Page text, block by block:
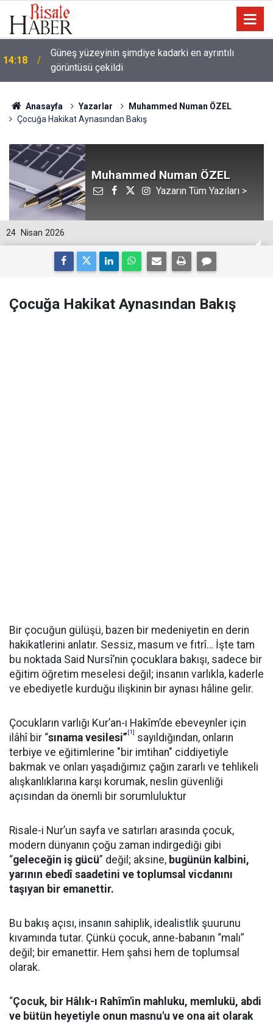
14:18
Güneş yüzeyinin şimdiye kadarki en ayrıntılı
görüntüsü çekildi
Anasayfa Yazarlar
Muhammed Numan ÖZEL
Çocuğa Hakikat Aynasından Bakış
Muhammed Numan ÖZEL
Yazarın Tüm Yazıları >
24 Nisan 2026
Çocuğa Hakikat Aynasından Bakış
Bir çocuğun gülüşü, bazen bir medeniyetin en derin
hakikatlerini anlatır. Sessiz, masum ve fıtrî… İşte tam
bu noktada Said Nursî’nin çocuklara bakışı, sadece bir
eğitim öğretim meselesi değil; insanın varlıkla, kaderle
ve ebediyetle kurduğu ilişkinin bir aynası hâline gelir.
Çocukların varlığı Kur’an-ı Hakîm’de ebeveynler için
ilâhî bir “sınama vesilesi” [1]
sayıldığından, onların
terbiye ve eğitimlerine "bir imtihan" ciddiyetiyle
bakmak ve onları yaşadığımız çağın zararlı ve tehlikeli
alışkanlıklarına karşı korumak, neslin güvenliği
açısından da önemli bir sorumluluktur
Risale-i Nur’un sayfa ve satırları arasında çocuk,
modern dünyanın çoğu zaman indirgediği gibi
“geleceğin iş gücü” değil; aksine, bugünün kalbini,
yarının ebedî saadetini ve toplumsal vicdanını
taşıyan bir emanettir.
Bu bakış açısı, insanın sahiplik, idealistlik şuurunu
kıvamında tutar. Çünkü çocuk, anne-babanın “malı”
değil; bir emanettir. Hem şahsi hem de toplumsal
olarak.
“Çocuk, bir Hâlık-ı Rahîm'in mahluku, memlukü, abdi
ve bütün heyetiyle onun masnu'u ve ona ait olarak